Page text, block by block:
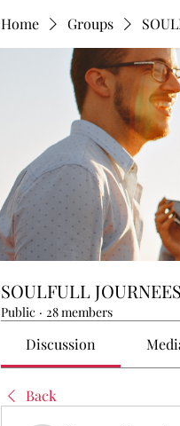
Home Groups
SOULFULL
Public · 28 members
Discussion
Back